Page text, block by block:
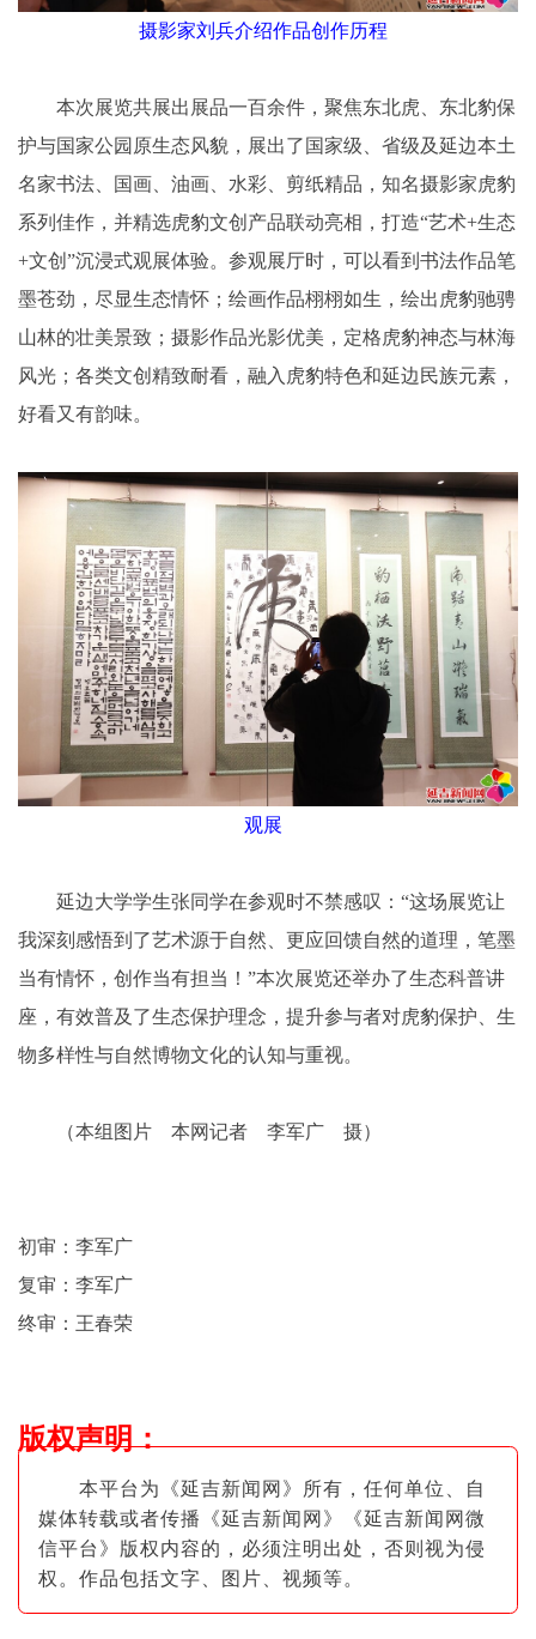
摄影家刘兵介绍作品创作历程
本次展览共展出展品一百余件，聚焦东北虎、东北豹保
护与国家公园原生态风貌，展出了国家级、省级及延边本土
名家书法、国画、油画、水彩、剪纸精品，知名摄影家虎豹
系列佳作，并精选虎豹文创产品联动亮相，打造“艺术+生态
+文创”沉浸式观展体验。参观展厅时，可以看到书法作品笔
墨苍劲，尽显生态情怀；绘画作品栩栩如生，绘出虎豹驰骋
山林的壮美景致；摄影作品光影优美，定格虎豹神态与林海
风光；各类文创精致耐看，融入虎豹特色和延边民族元素，
好看又有韵味。
观展
延边大学学生张同学在参观时不禁感叹：“这场展览让
我深刻感悟到了艺术源于自然、更应回馈自然的道理，笔墨
当有情怀，创作当有担当！”本次展览还举办了生态科普讲
座，有效普及了生态保护理念，提升参与者对虎豹保护、生
物多样性与自然博物文化的认知与重视。
（本组图片 本网记者 李军广 摄）
初审：李军广
复审：李军广
终审：王春荣
版权声明：
本平台为《延吉新闻网》所有，任何单位、自
媒体转载或者传播《延吉新闻网》《延吉新闻网微
信平台》版权内容的，必须注明出处，否则视为侵
权。作品包括文字、图片 、视频等。